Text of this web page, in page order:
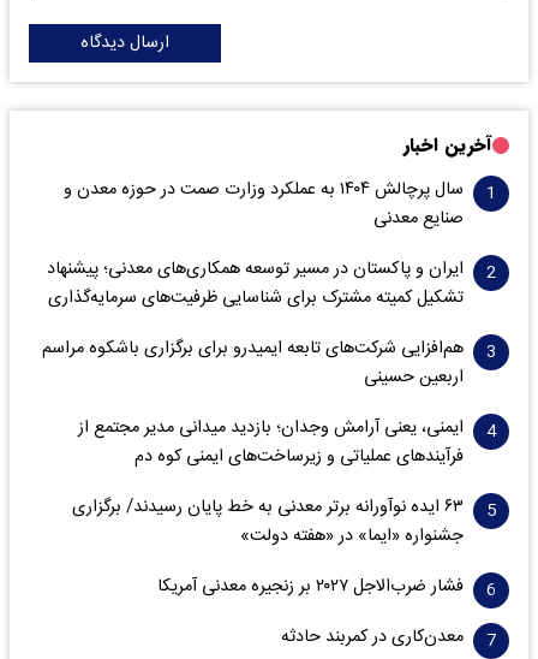
ارسال دیدگاه
آخرین اخبار
سال پرچالش ۱۴۰۴ به عملکرد وزارت صمت در حوزه معدن و
صنایع معدنی
ایران و پاکستان در مسیر توسعه همکاری‌های معدنی؛ پیشنهاد
تشکیل کمیته مشترک برای شناسایی ظرفیت‌های سرمایه‌گذاری
هم‌افزایی شرکت‌های تابعه ایمیدرو برای برگزاری باشکوه مراسم
اربعین حسینی
ایمنی، یعنی آرامش وجدان؛ بازدید میدانی مدیر مجتمع از
فرآیندهای عملیاتی و زیرساخت‌های ایمنی کوه دم
۶۳ ایده نوآورانه برتر معدنی به خط پایان رسیدند/ برگزاری
جشنواره «ایما» در «هفته دولت»
فشار ضرب‌الاجل ۲۰۲۷ بر زنجیره معدنی آمریکا
معدن‌کاری در کمربند حادثه